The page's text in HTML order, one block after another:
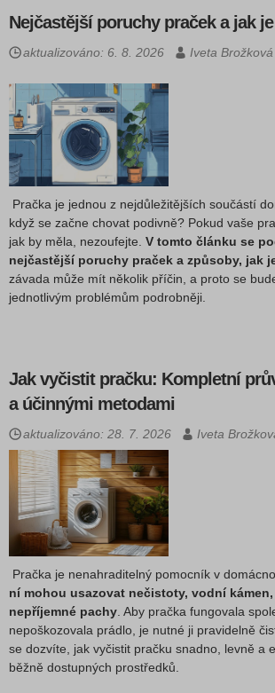
Nejčastější poruchy praček a jak
aktualizováno: 6. 8. 2026 Iveta Brožková
Pračka je jednou z nejdůležitějších součástí
když se začne chovat podivně? Pokud vaše
jak by měla, nezoufejte. V tomto článku se
nejčastější poruchy praček a způsoby, jak
závada může mít několik příčin, a proto se
jednotlivým problémům podrobněji.
Jak vyčistit pračku: Kompletní
a účinnými metodami
aktualizováno: 28. 7. 2026 Iveta
Pračka je nenahraditelný pomocník v
ní mohou usazovat nečistoty, vodní
nepříjemné pachy . Aby pračka fungovala
nepoškozovala prádlo, je nutné ji pravidelně
se dozvíte, jak vyčistit pračku snadno, levně a
běžně dostupných prostředků.